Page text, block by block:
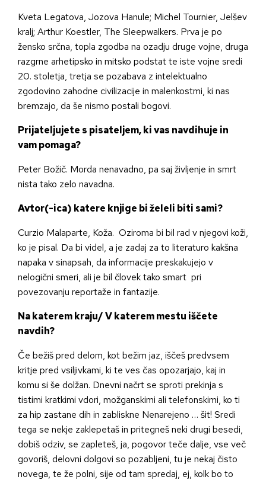
Kveta Legatova, Jozova Hanule; Michel Tournier, Jelšev
kralj; Arthur Koestler, The Sleepwalkers. Prva je po
žensko srčna, topla zgodba na ozadju druge vojne, druga
razgrne arhetipsko in mitsko podstat te iste vojne sredi
20. stoletja, tretja se pozabava z intelektualno
zgodovino zahodne civilizacije in malenkostmi, ki nas
bremzajo, da še nismo postali bogovi.
Prijateljujete s pisateljem, ki vas navdihuje in
vam pomaga?
Peter Božič. Morda nenavadno, pa saj življenje in smrt
nista tako zelo navadna.
Avtor(-ica) katere knjige bi želeli biti sami?
Curzio Malaparte, Koža. Oziroma bi bil rad v njegovi koži,
ko je pisal. Da bi videl, a je zadaj za to literaturo kakšna
napaka v sinapsah, da informacije preskakujejo v
nelogični smeri, ali je bil človek tako smart pri
povezovanju reportaže in fantazije.
Na katerem kraju/ V katerem mestu iščete
navdih?
Če bežiš pred delom, kot bežim jaz, iščeš predvsem
kritje pred vsiljivkami, ki te ves čas opozarjajo, kaj in
komu si še dolžan. Dnevni načrt se sproti prekinja s
tistimi kratkimi vdori, možganskimi ali telefonskimi, ko ti
za hip zastane dih in zabliskne Nenarejeno … šit! Sredi
tega se nekje zaklepetaš in pritegneš neki drugi besedi,
dobiš odziv, se zapleteš, ja, pogovor teče dalje, vse več
govoriš, delovni dolgovi so pozabljeni, tu je nekaj čisto
novega, te že polni, sije od tam spredaj, ej, kolk bo to